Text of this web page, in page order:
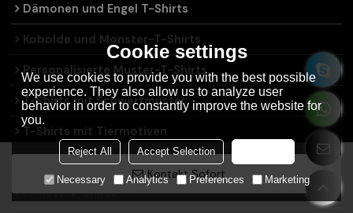
Kontakt Sofort
Dämonen und Engel T-Shirts
Kobolde und Monster-T-Shirts
Personalisierte Muster-T-Shirts
T-Shirts mit Schwertmuster
T-Shirts mit Tiermotiven
Mystery-Symbole-T-Shirts
Skelett-T-Shirts
Cookie settings
We use cookies to provide you with the best possible
experience. They also allow us to analyze user
behavior in order to constantly improve the website for
you.
Reject All Accept Selection
Necessary Analytics Preferences Marketing